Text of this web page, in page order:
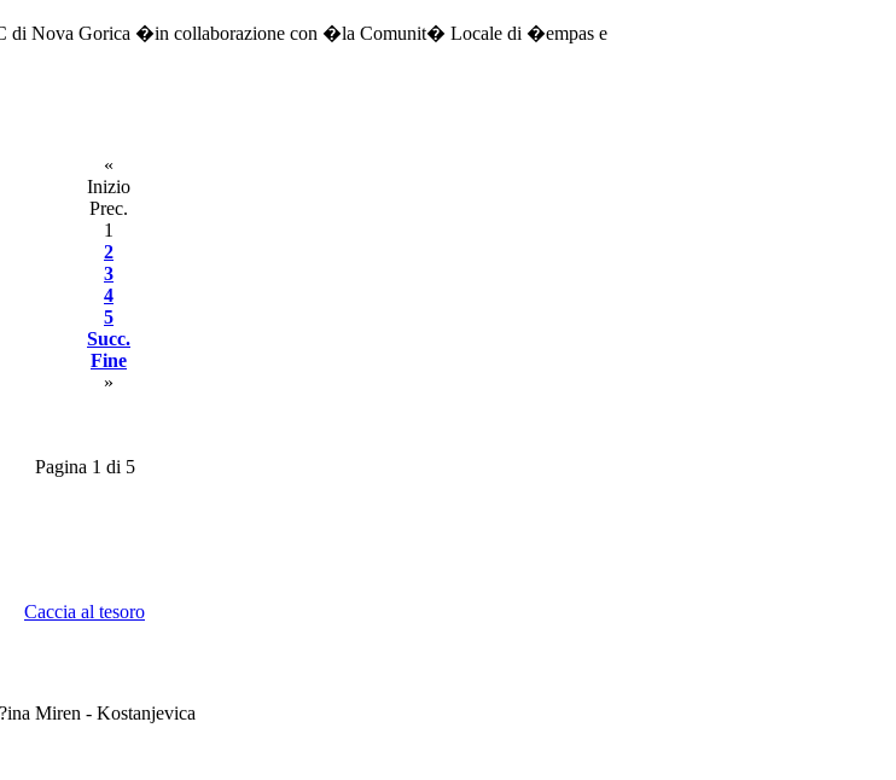
di Nova Gorica �in collaborazione con �la Comunit� Locale di �empas e
«
Inizio
Prec.
1
2
3
4
5
Succ.
Fine
»
Pagina 1 di 5
Caccia al tesoro
Miren - Kostanjevica